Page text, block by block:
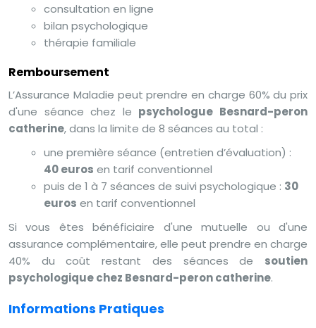
consultation en ligne
bilan psychologique
thérapie familiale
Remboursement
L’Assurance Maladie peut prendre en charge 60% du prix
d'une séance chez le psychologue Besnard-peron
catherine, dans la limite de 8 séances au total :
une première séance (entretien d’évaluation) :
40 euros en tarif conventionnel
puis de 1 à 7 séances de suivi psychologique : 30
euros en tarif conventionnel
Si vous êtes bénéficiaire d'une mutuelle ou d'une
assurance complémentaire, elle peut prendre en charge
40% du coût restant des séances de soutien
psychologique chez Besnard-peron catherine.
Informations Pratiques